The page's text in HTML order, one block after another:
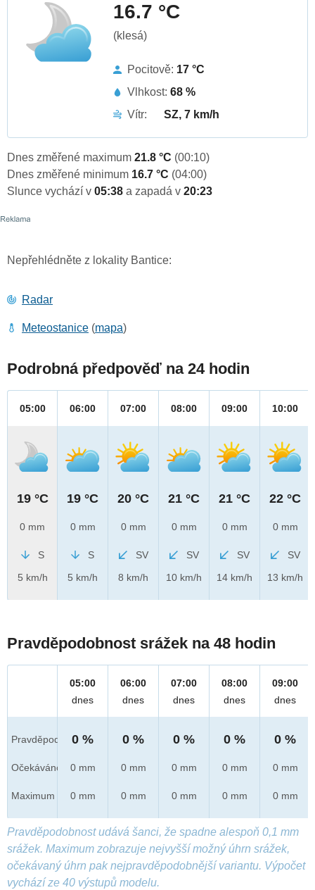
16.7 °C
(klesá)
Pocitově: 17 °C
Vlhkost: 68 %
Vítr:
SZ, 7 km/h
Dnes změřené maximum 21.8 °C (00:10)
Dnes změřené minimum 16.7 °C (04:00)
Slunce vychází v 05:38 a zapadá v 20:23
Nepřehlédněte z lokality Bantice:
Radar
Meteostanice (mapa)
Podrobná předpověď na 24 hodin
05:00
19 °C
0 mm
S
5 km/h
06:00
19 °C
0 mm
S
5 km/h
07:00
20 °C
0 mm
SV
8 km/h
08:00
21 °C
0 mm
SV
10 km/h
09:00
21 °C
0 mm
SV
14 km/h
10:00
22 °C
0 mm
SV
13 km/h
Pravděpodobnost srážek na 48 hodin
Pravděpod.
Očekáváno
Maximum
05:00
dnes
0 %
0 mm
0 mm
06:00
dnes
0 %
0 mm
0 mm
07:00
dnes
0 %
0 mm
0 mm
08:00
dnes
0 %
0 mm
0 mm
09:00
dnes
0 %
0 mm
0 mm
Pravděpodobnost udává šanci, že spadne alespoň 0,1 mm
srážek. Maximum zobrazuje nejvyšší možný úhrn srážek,
očekávaný úhrn pak nejpravděpodobnější variantu. Výpočet
vychází ze 40 výstupů modelu.